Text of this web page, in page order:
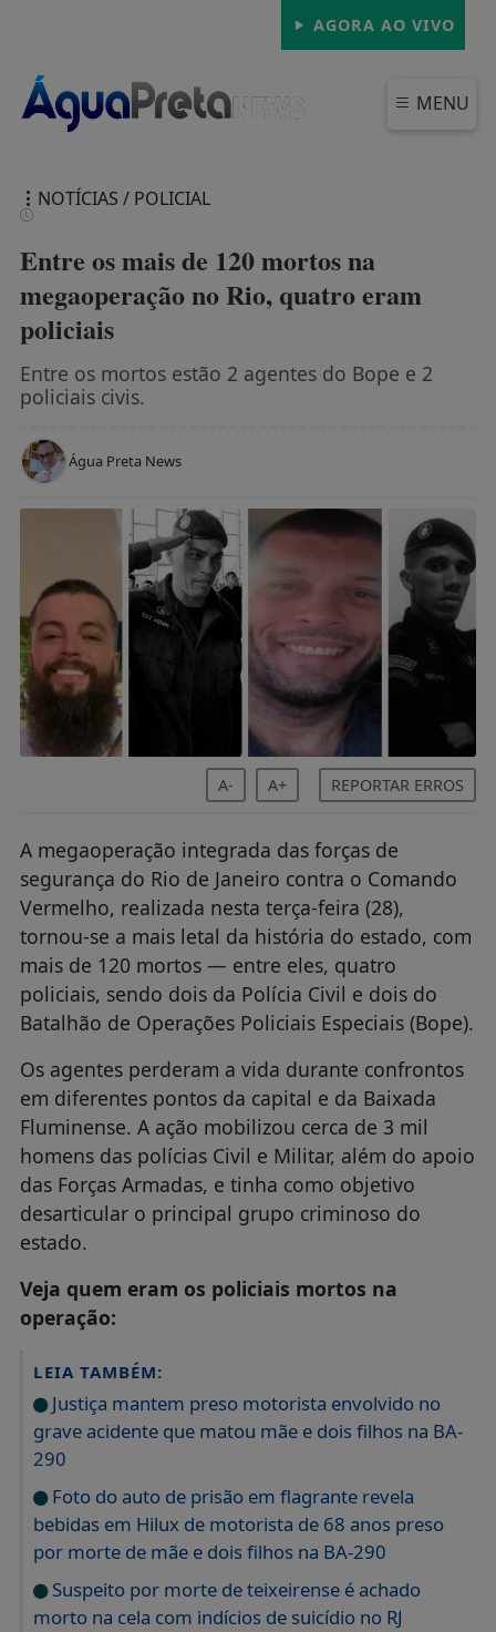
AGORA AO VIVO
MENU
NOTÍCIAS / POLICIAL
Entre os mais de 120 mortos na
megaoperação no Rio, quatro eram
policiais
Entre os mortos estão 2 agentes do Bope e 2
policiais civis.
Água Preta News
A- A+ REPORTAR ERROS
A megaoperação integrada das forças de
segurança do Rio de Janeiro contra o Comando
Vermelho, realizada nesta terça-feira (28),
tornou-se a mais letal da história do estado, com
mais de 120 mortos — entre eles, quatro
policiais, sendo dois da Polícia Civil e dois do
Batalhão de Operações Policiais Especiais (Bope).
Os agentes perderam a vida durante confrontos
em diferentes pontos da capital e da Baixada
Fluminense. A ação mobilizou cerca de 3 mil
homens das polícias Civil e Militar, além do apoio
das Forças Armadas, e tinha como objetivo
desarticular o principal grupo criminoso do
estado.
Veja quem eram os policiais mortos na
operação:
LEIA TAMBÉM:
Justiça mantem preso motorista envolvido no
grave acidente que matou mãe e dois filhos na BA-
290
Foto do auto de prisão em flagrante revela
bebidas em Hilux de motorista de 68 anos preso
por morte de mãe e dois filhos na BA-290
Suspeito por morte de teixeirense é achado
morto na cela com indícios de suicídio no RJ